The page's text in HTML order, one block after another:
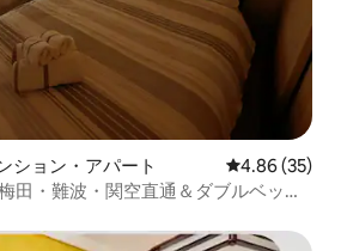
ション・アパート レビュー35
4.86 (35)
田・難波・関空直通＆ダブルベッド2